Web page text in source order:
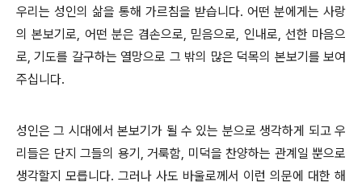
우리는 성인의 삶을 통해 가르침을 받습니다. 어떤 분에게는 사랑
의 본보기로, 어떤 분은 겸손으로, 믿음으로, 인내로, 선한 마음으
로, 기도를 갈구하는 열망으로 그 밖의 많은 덕목의 본보기를 보여
주십니다.
성인은 그 시대에서 본보기가 될 수 있는 분으로 생각하게 되고 우
리들은 단지 그들의 용기, 거룩함, 미덕을 찬양하는 관계일 뿐으로
생각할지 모릅니다. 그러나 사도 바울로께서 이런 의문에 대한 해